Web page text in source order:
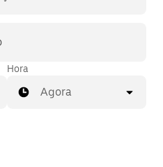
Hora
Agora